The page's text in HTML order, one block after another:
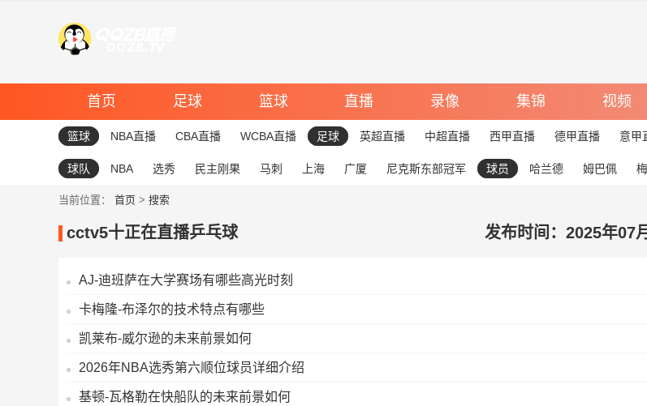
首页 足球 篮球 直播 录像 集锦 视频
篮球 NBA直播 CBA直播 WCBA直播 足球 英超直播 中超直播 西甲直播 德甲直播 意甲
球队 NBA 选秀 民主刚果 马刺 上海 广厦 尼克斯东部冠军 球员 哈兰德 姆巴佩
当前位置： 首页 > 搜索
cctv5十正在直播乒乓球 发布时间：2025年07
AJ-迪班萨在大学赛场有哪些高光时刻
卡梅隆-布泽尔的技术特点有哪些
凯莱布-威尔逊的未来前景如何
2026年NBA选秀第六顺位球员详细介绍
基顿-瓦格勒在快船队的未来前景如何